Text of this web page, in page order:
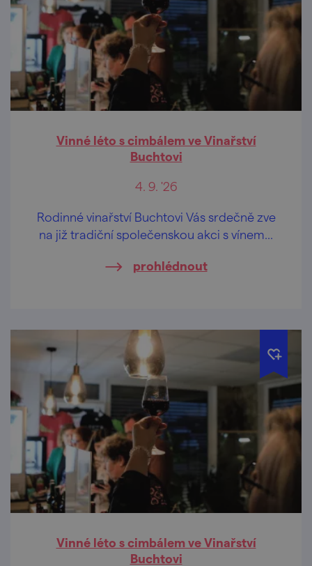
Vinné léto s cimbálem ve Vinařství
Buchtovi
4. 9. '26
Rodinné vinařství Buchtovi Vás srdečně zve
na již tradiční společenskou akci s vínem...
prohlédnout
Vinné léto s cimbálem ve Vinařství
Buchtovi